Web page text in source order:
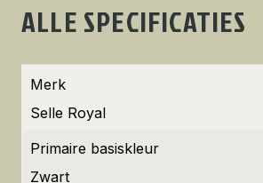
ALLE SPECIFICATIES
Merk
Selle Royal
Primaire basiskleur
Zwart